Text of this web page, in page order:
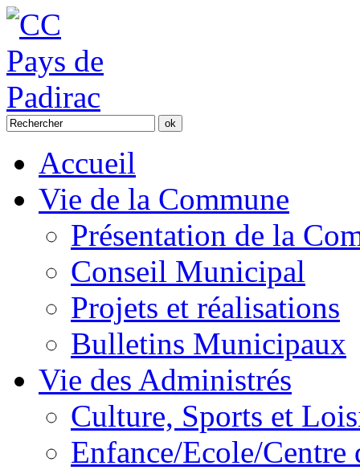
Accueil
Vie de la Commune
Présentation de la
Conseil Municipal
Projets et réalisations
Bulletins Municipaux
Vie des Administrés
Culture, Sports et
Enfance/Ecole/Centre